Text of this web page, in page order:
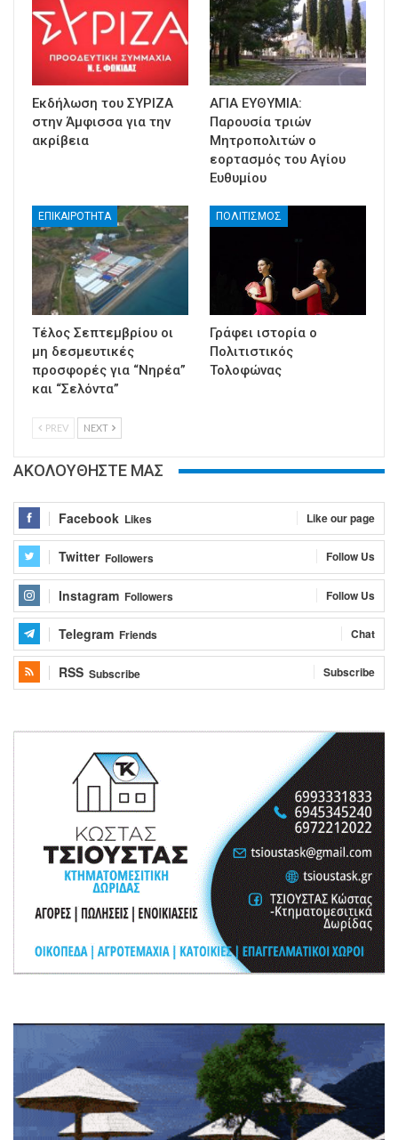
Εκδήλωση του ΣΥΡΙΖΑ
στην Άμφισσα για την
ακρίβεια
ΑΓΙΑ ΕΥΘΥΜΙΑ:
Παρουσία τριών
Μητροπολιτών ο
εορτασμός του Αγίου
Ευθυμίου
ΕΠΙΚΑΙΡΟΤΗΤΑ
Τέλος Σεπτεμβρίου οι
μη δεσμευτικές
προσφορές για “Νηρέα”
και “Σελόντα”
ΠΟΛΙΤΙΣΜΟΣ
Γράφει ιστορία ο
Πολιτιστικός
Τολοφώνας
PREV NEXT
ΑΚΟΛΟΥΘΗΣΤΕ ΜΑΣ
Facebook Likes Like our page
Twitter Followers Follow Us
Instagram Followers Follow Us
Telegram Friends Chat
RSS Subscribe Subscribe